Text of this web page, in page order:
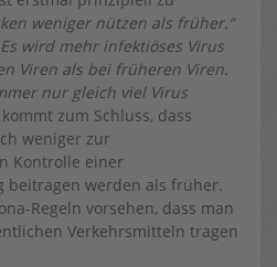
weniger nützen als früher.“
wird mehr infektiöses Virus
Viren als bei früheren Viren.
nur gleich viel Virus
zum Schluss, dass
weniger zur
Kontrolle einer
beitragen werden als früher.
Regeln vorsehen, dass man
Verkehrsmitteln tragen